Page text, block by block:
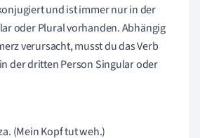
und ist immer nur in der
oder Plural vorhanden. Abhängig
verursacht, musst du das Verb
der dritten Person Singular oder
(Mein Kopf tut weh.)